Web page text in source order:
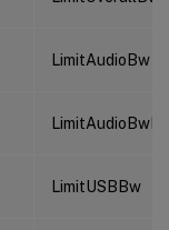
LimitAudioBw
LimitUSBBw